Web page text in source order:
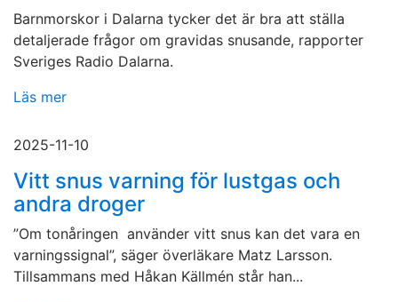
Barnmorskor i Dalarna tycker det är bra att ställa
detaljerade frågor om gravidas snusande, rapporter
Sveriges Radio Dalarna.
Läs mer
2025-11-10
Vitt snus varning för lustgas och
andra droger
”Om tonåringen använder vitt snus kan det vara en
varningssignal”, säger överläkare Matz Larsson.
Tillsammans med Håkan Källmén står han...